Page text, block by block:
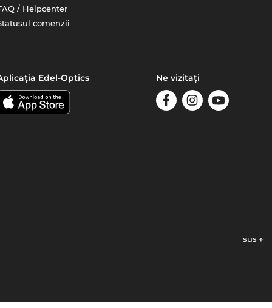
/ Helpcenter
comenzii
Edel-Optics Ne vizitați
sus